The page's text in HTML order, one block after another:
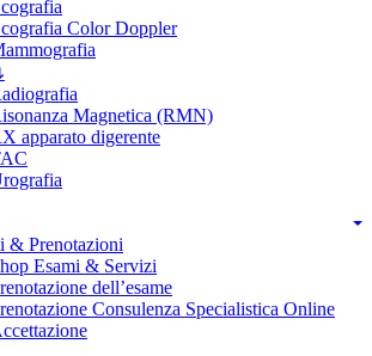
Color Doppler
Magnetica (RMN)
apparato digerente
& Prenotazioni
Esami & Servizi
dell’esame
Consulenza Specialistica Online